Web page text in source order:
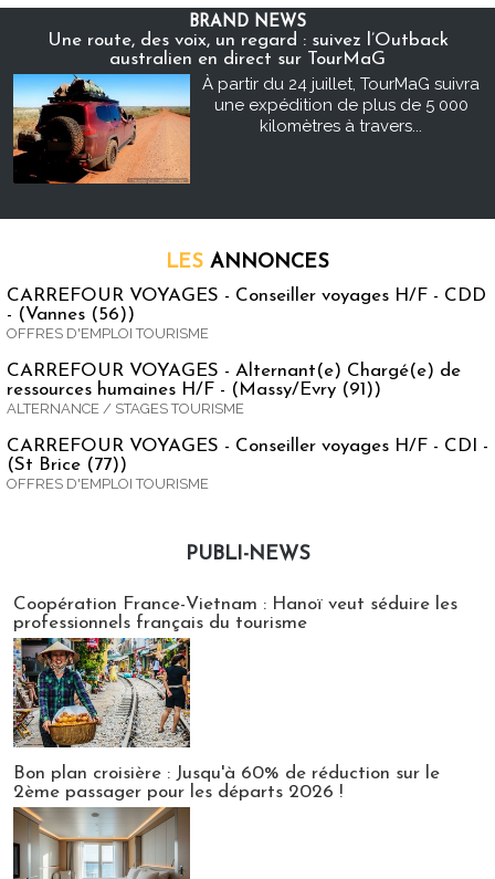
BRAND NEWS
Une route, des voix, un regard : suivez l’Outback
australien en direct sur TourMaG
À partir du 24 juillet, TourMaG suivra
une expédition de plus de 5 000
kilomètres à travers...
LES ANNONCES
CARREFOUR VOYAGES - Conseiller voyages H/F - CDD
- (Vannes (56))
OFFRES D'EMPLOI TOURISME
CARREFOUR VOYAGES - Alternant(e) Chargé(e) de
ressources humaines H/F - (Massy/Evry (91))
ALTERNANCE / STAGES TOURISME
CARREFOUR VOYAGES - Conseiller voyages H/F - CDI -
(St Brice (77))
OFFRES D'EMPLOI TOURISME
PUBLI-NEWS
Coopération France-Vietnam : Hanoï veut séduire les
professionnels français du tourisme
Bon plan croisière : Jusqu'à 60% de réduction sur le
2ème passager pour les départs 2026 !